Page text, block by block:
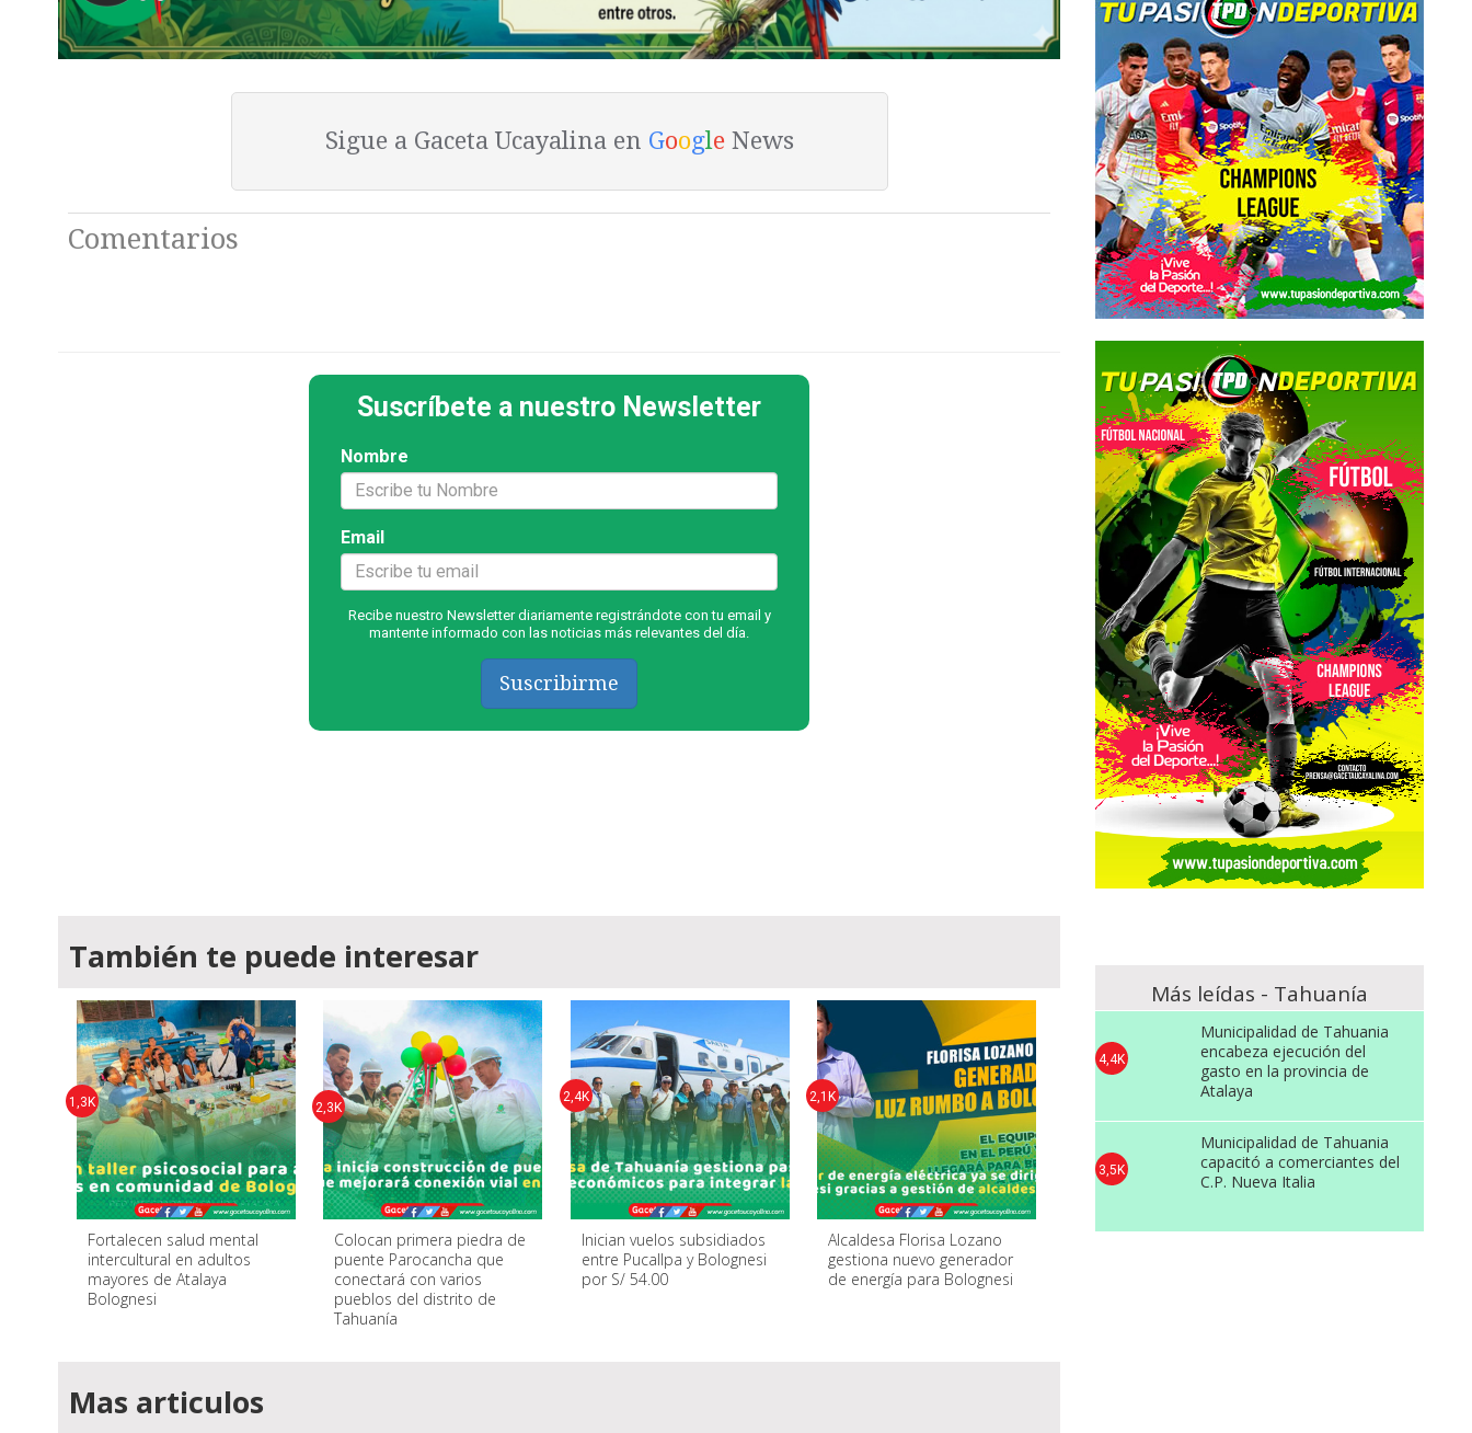
Sigue a Gaceta Ucayalina en GoogleNews
Comentarios
Suscríbete a nuestro Newsletter
Nombre
Email
Recibe nuestro Newsletter diariamente registrándote con tu email y
mantente informado con las noticias más relevantes del día.
Suscribirme
También te puede interesar
Fortalecen salud mental
intercultural en adultos
mayores de Atalaya
Bolognesi
1,3K
Colocan primera piedra de
puente Parocancha que
conectará con varios
pueblos del distrito de
Tahuanía
2,3K
Inician vuelos subsidiados
entre Pucallpa y Bolognesi
por S/ 54.00
2,4K
Alcaldesa Florisa Lozano
gestiona nuevo generador
de energía para Bolognesi
2,1K
Mas articulos
Más leídas - Tahuanía
Municipalidad de Tahuania
encabeza ejecución del
gasto en la provincia de
Atalaya
4,4K
Municipalidad de Tahuania
capacitó a comerciantes del
C.P. Nueva Italia
3,5K